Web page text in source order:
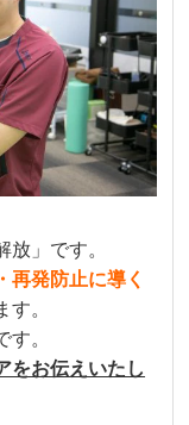
」です。
再発防止に導く
す。
。
をお伝えいたし